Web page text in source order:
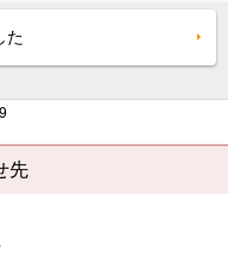
た
9
先